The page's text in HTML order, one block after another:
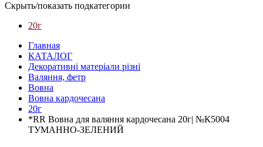
Скрыть/показать подкатегории
20г
Главная
КАТАЛОГ
Декоративні матеріали різні
Валяння, фетр
Вовна
Вовна кардочесана
20г
*RR Вовна для валяння кардочесана 20г| №К5004
ТУМАННО-ЗЕЛЕНИЙ